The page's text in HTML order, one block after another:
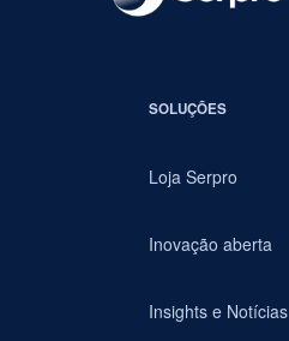
SOLUÇÕES
Loja Serpro
Inovação aberta
Insights e Notícias